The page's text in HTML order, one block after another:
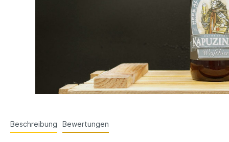
Beschreibung Bewertungen